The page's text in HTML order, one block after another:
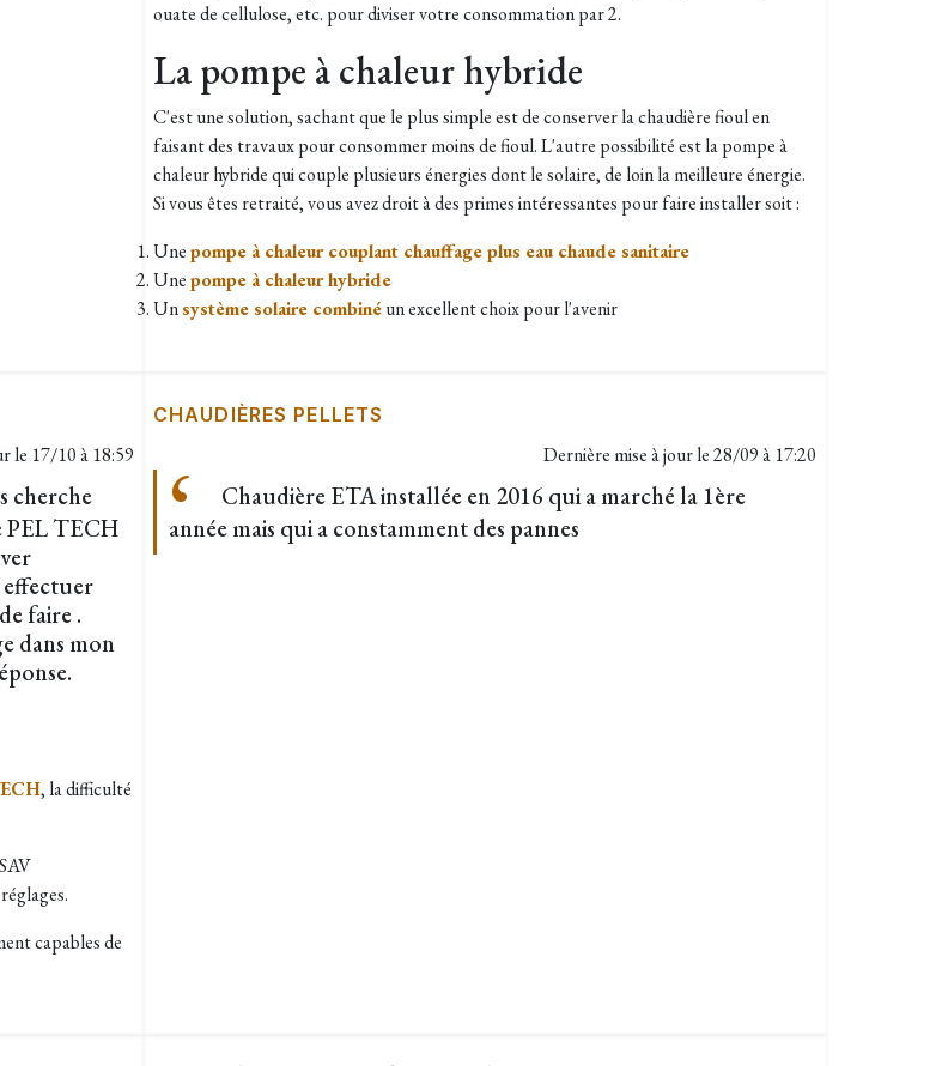
ouate de cellulose, etc. pour diviser votre consommation par 2.
La pompe à chaleur hybride
C'est une solution, sachant que le plus simple est de conserver la chaudière fioul en
faisant des travaux pour consommer moins de fioul. L'autre possibilité est la pompe à
chaleur hybride qui couple plusieurs énergies dont le solaire, de loin la meilleure énergie.
Si vous êtes retraité, vous avez droit à des primes intéressantes pour faire installer soit :
Unepompe à chaleur couplant chauffage plus eau chaude sanitaire
Unepompe à chaleur hybride
Unsystème solaire combinéun excellent choix pour l'avenir
le 17/10 à 18:59
cherche
PEL TECH
faire .
dans mon
, la difficulté
capables de
CHAUDIÈRES PELLETS
Dernière mise à jour le28/09 à 17:20
Chaudière ETA installée en 2016 qui a marché la 1ère
année mais qui a constamment des pannes